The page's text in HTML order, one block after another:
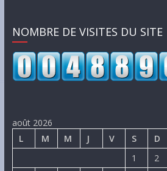
NOMBRE DE VISITES DU SITE
août 2026
L
M M J V S D
1
2